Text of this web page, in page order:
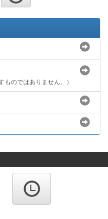
ものではありません。）